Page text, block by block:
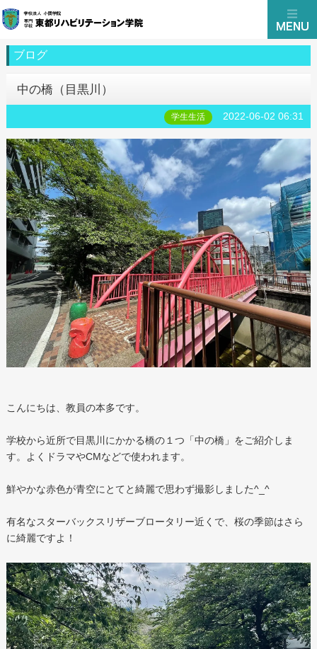
ブログ
中の橋（目黒川）
学生生活 2022-06-02 06:31
こんにちは、教員の本多です。
学校から近所で目黒川にかかる橋の１つ「中の橋」をご紹介しま
す。よくドラマやCMなどで使われます。
鮮やかな赤色が青空にとてと綺麗で思わず撮影しました^_^
有名なスターバックスリザーブロータリー近くで、桜の季節はさら
に綺麗ですよ！